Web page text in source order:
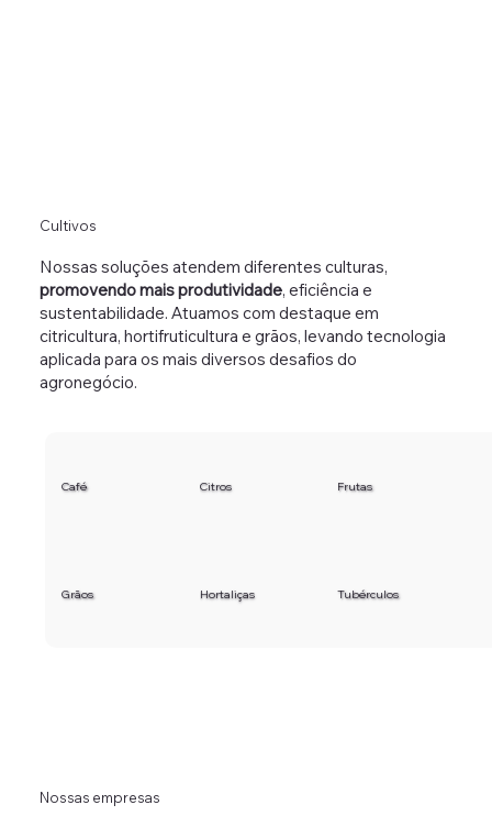
Nossas soluções atendem diferentes culturas,
promovendo mais produtividade, eficiência e
sustentabilidade. Atuamos com destaque em
citricultura, hortifruticultura e grãos, levando tecnologia
aplicada para os mais diversos desafios do
agronegócio.
Cultivos
Café Citros Frutas
Grãos Hortaliças Tubérculos
Nossas empresas